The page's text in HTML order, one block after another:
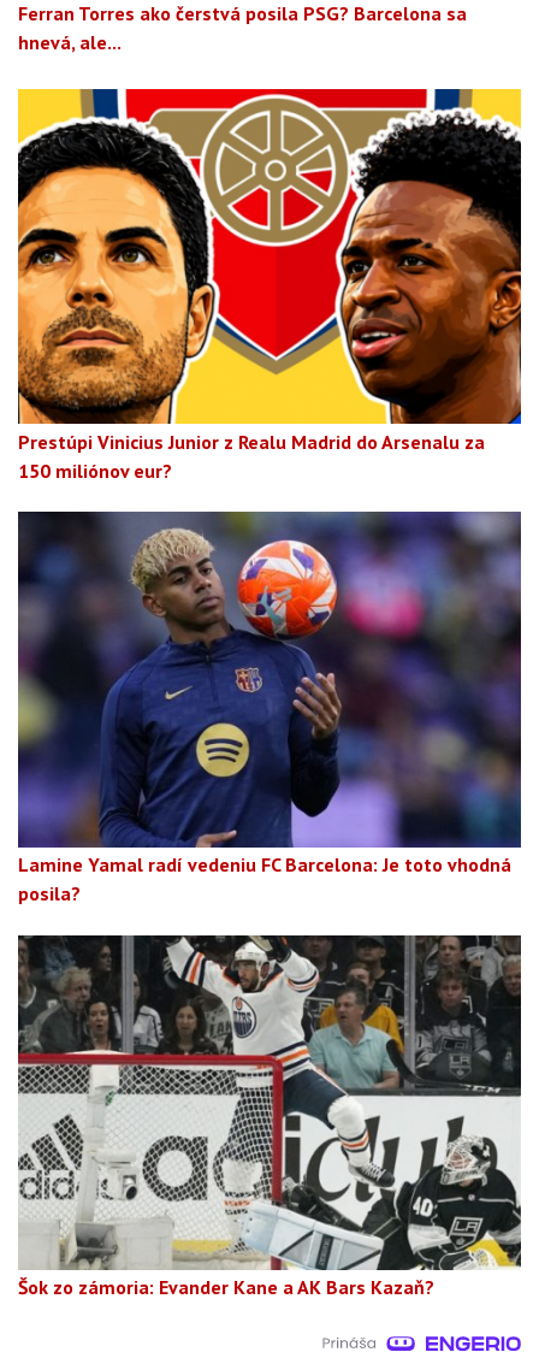
Ferran Torres ako čerstvá posila PSG? Barcelona sa
hnevá, ale...
Prestúpi Vinicius Junior z Realu Madrid do Arsenalu za
150 miliónov eur?
Lamine Yamal radí vedeniu FC Barcelona: Je toto vhodná
posila?
Šok zo zámoria: Evander Kane a AK Bars Kazaň?